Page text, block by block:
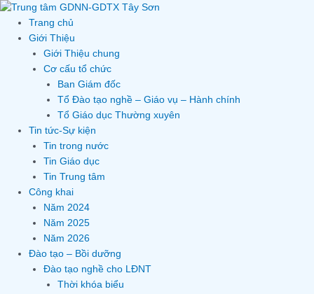
Skip
content
Trang chủ
Giới Thiệu
Giới Thiệu chung
Cơ cấu tổ chức
Ban Giám đốc
Tổ Đào tạo nghề – Giáo vụ – Hành chính
Tổ Giáo dục Thường xuyên
Tin tức-Sự kiện
Tin trong nước
Tin Giáo dục
Tin Trung tâm
Công khai
Năm 2024
Năm 2025
Năm 2026
Đào tạo – Bồi dưỡng
Đào tạo nghề cho LĐNT
Thời khóa biểu